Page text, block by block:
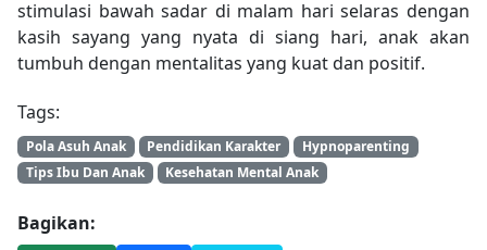
stimulasi bawah sadar di malam hari selaras dengan
kasih sayang yang nyata di siang hari, anak akan
tumbuh dengan mentalitas yang kuat dan positif.
Tags:
Pola Asuh Anak Pendidikan Karakter
Hypnoparenting
Tips Ibu Dan Anak
Kesehatan Mental Anak
Bagikan: